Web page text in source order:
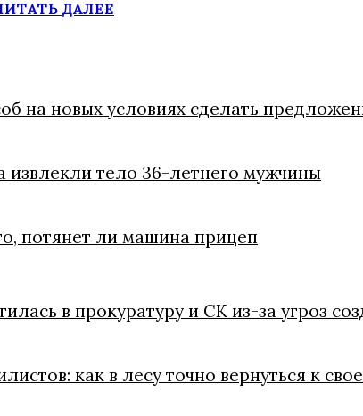
ДАЛЕЕ
на новых условиях сделать
извлекли тело 36-летнего мужчины
потянет ли машина прицеп
в прокуратуру и СК из-за угроз
как в лесу точно вернуться к